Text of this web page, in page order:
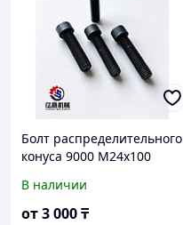
Болт распределительного
конуса 9000 M24x100
В наличии
от3 000₸